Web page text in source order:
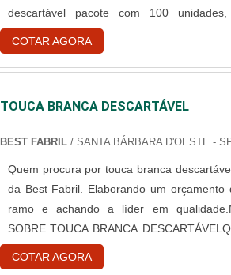
descartável pacote com 100
assertividade com pagamento
DESCARTÁVEL PACOTE COM 100
reforços em criar para cada cliente um...
COTAR AGORA
TOUCA BRANCA DESCARTÁVEL
BEST FABRIL / SANTA BÁRBARA D'OESTE -
Quem procura por touca branca
da Best Fabril. Elaborando um
ramo e achando a líder em
SOBRE TOUCA BRANCA
descartável em uma empresa
encontrar o site da Best Fabril. É possível
COTAR AGORA